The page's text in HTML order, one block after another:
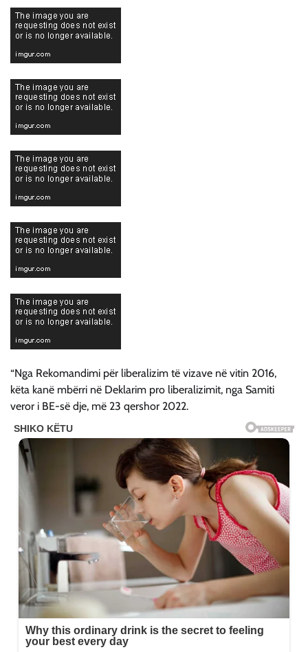
“Nga Rekomandimi për liberalizim të vizave në vitin 2016,
këta kanë mbërri në Deklarim pro liberalizimit, nga Samiti
veror i BE-së dje, më 23 qershor 2022.